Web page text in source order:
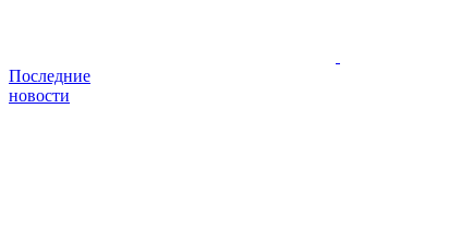
Последние
новости